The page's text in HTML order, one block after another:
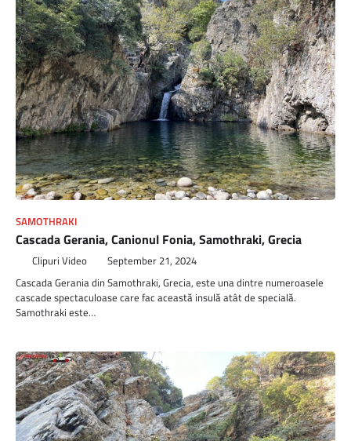
SAMOTHRAKI
Cascada Gerania, Canionul Fonia, Samothraki, Grecia
Clipuri Video September 21, 2024
Cascada Gerania din Samothraki, Grecia, este una dintre numeroasele
cascade spectaculoase care fac această insulă atât de specială.
Samothraki este…